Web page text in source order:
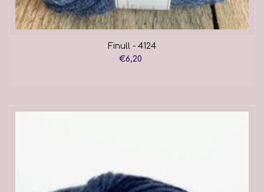
Finull - 4124
€6,20